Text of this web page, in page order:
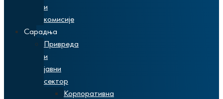
и
комисије
Сарадња
Привреда
и
јавни
сектор
Корпоративна